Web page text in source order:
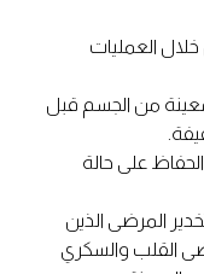
خلال العمليات
من الجسم قبل
الحفاظ على حالة
المرضى الذين
القلب والسكري